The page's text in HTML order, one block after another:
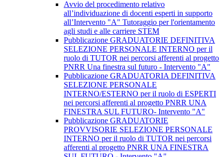
Avvio del procedimento relativo
all’individuazione di docenti esperti in supporto
all’Intervento "A" Tutoraggio per l'orientamento
agli studi e alle carriere STEM
Pubblicazione GRADUATORIE DEFINITIVA
SELEZIONE PERSONALE INTERNO per il
ruolo di TUTOR nei percorsi afferenti al progetto
PNRR Una finestra sul futuro - Intervento "A"
Pubblicazione GRADUATORIA DEFINITIVA
SELEZIONE PERSONALE
INTERNO/ESTERNO per il ruolo di ESPERTI
nei percorsi afferenti al progetto PNRR UNA
FINESTRA SUL FUTURO- Intervento "A"
Pubblicazione GRADUATORIE
PROVVISORIE SELEZIONE PERSONALE
INTERNO per il ruolo di TUTOR nei percorsi
afferenti al progetto PNRR UNA FINESTRA